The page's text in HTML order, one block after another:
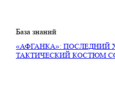
База знаний
«АФГАНКА»: ПОСЛЕДНИЙ
ТАКТИЧЕСКИЙ КОСТЮМ